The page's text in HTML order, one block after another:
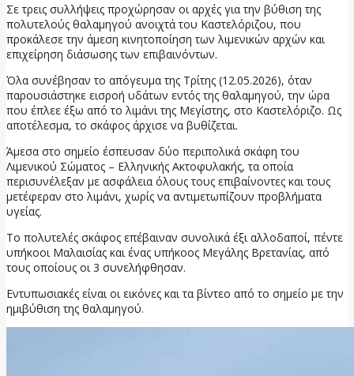
Σε τρεις συλλήψεις προχώρησαν οι αρχές για την βύθιση της
πολυτελούς θαλαμηγού ανοιχτά του Καστελόριζου, που
προκάλεσε την άμεση κινητοποίηση των λιμενικών αρχών και
επιχείρηση διάσωσης των επιβαινόντων.
Όλα συνέβησαν το απόγευμα της Τρίτης (12.05.2026), όταν
παρουσιάστηκε εισροή υδάτων εντός της θαλαμηγού, την ώρα
που έπλεε έξω από το λιμάνι της Μεγίστης, στο Καστελόριζο. Ως
αποτέλεσμα, το σκάφος άρχισε να βυθίζεται.
Άμεσα στο σημείο έσπευσαν δύο περιπολικά σκάφη του
Λιμενικού Σώματος – Ελληνικής Ακτοφυλακής, τα οποία
περισυνέλεξαν με ασφάλεια όλους τους επιβαίνοντες και τους
μετέφεραν στο λιμάνι, χωρίς να αντιμετωπίζουν προβλήματα
υγείας.
Το πολυτελές σκάφος επέβαιναν συνολικά έξι αλλοδαποί, πέντε
υπήκοοι Μαλαισίας και ένας υπήκοος Μεγάλης Βρετανίας, από
τους οποίους οι 3 συνελήφθησαν.
Εντυπωσιακές είναι οι εικόνες και τα βίντεο από το σημείο με την
ημιβύθιση της θαλαμηγού.